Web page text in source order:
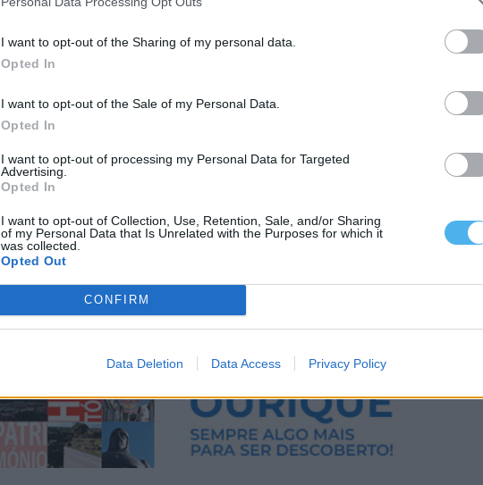
I want to opt-out of the Sharing of my personal data.
Opted In
I want to opt-out of the Sale of my Personal Data.
Opted In
I want to opt-out of processing my Personal Data for Targeted
Advertising.
Opted In
I want to opt-out of Collection, Use, Retention, Sale, and/or Sharing
of my Personal Data that Is Unrelated with the Purposes for which it
was collected.
Opted Out
CONFIRM
Data Deletion Data Access Privacy Policy